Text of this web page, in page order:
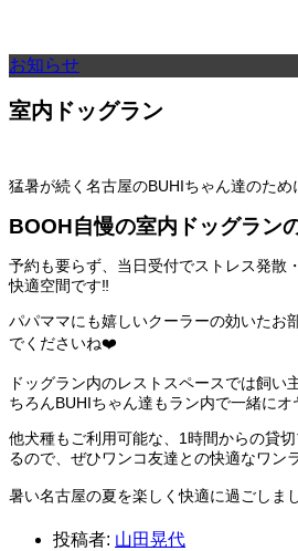
お知らせ
室内ドッグラン
猛暑が続く名古屋のBUHIちゃん達のため
BOOH自慢の室内ドッグラン
予約も要らず、当日受付でストレス発散
快適空間です‼️
パパママにも嬉しいクーラーの効いたお
でくださいね❤️
ドッグラン内のレストスペースでは飼い
ちろんBUHIちゃん達もラン内で一緒に
他犬種もご利用可能な、1時間からの貸
るので、ぜひワンコ友達との快適なワン
暑い名古屋の夏を楽しく快適に過ごしま
投稿者: 山田晃代